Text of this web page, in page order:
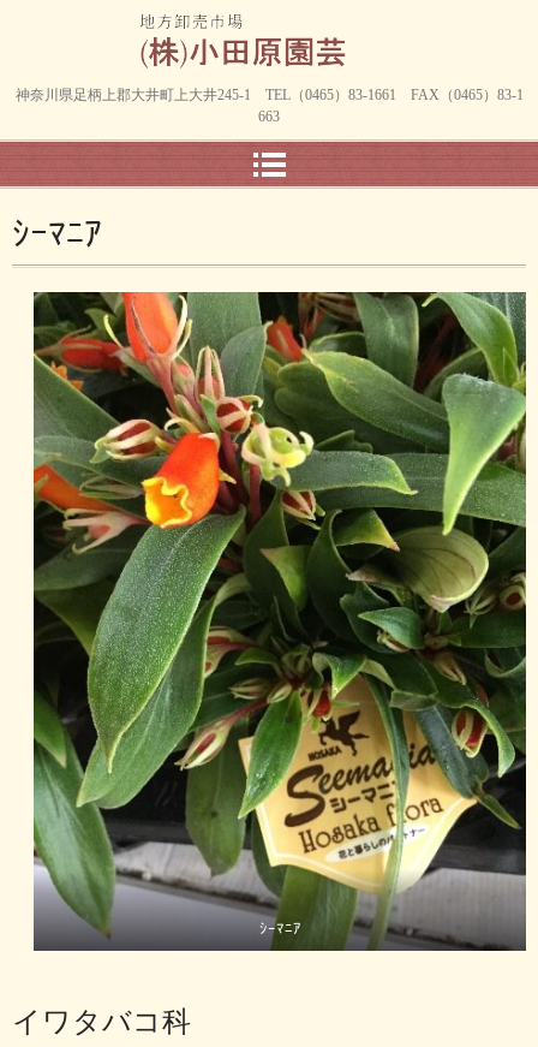
神奈川県足柄上郡大井町上大井245-1 TEL（0465）83-1661 FAX（0465）83-1
663
ｼｰﾏﾆｱ
ｼｰﾏﾆｱ
イワタバコ科